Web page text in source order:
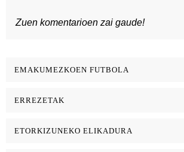
Zuen komentarioen zai gaude!
EMAKUMEZKOEN FUTBOLA
ERREZETAK
ETORKIZUNEKO ELIKADURA